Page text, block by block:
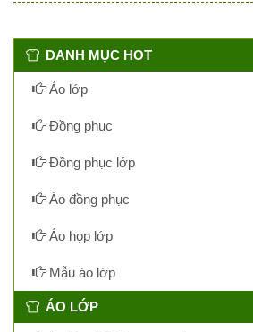
DANH MỤC HOT
Áo lớp
Đồng phục
Đồng phục lớp
Áo đồng phục
Áo họp lớp
Mẫu áo lớp
ÁO LỚP